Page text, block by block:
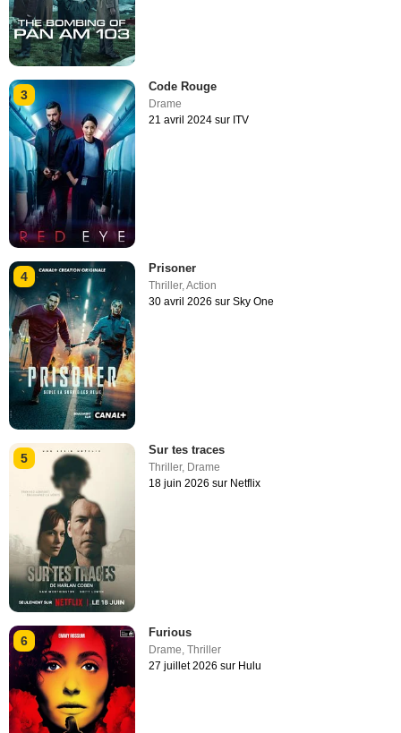
3
Code Rouge
Drame
21 avril 2024 sur ITV
4
Prisoner
Thriller,Action
30 avril 2026 sur Sky One
5
Sur tes traces
Thriller, Drame
18 juin 2026 sur Netflix
6
Furious
Drame ,Thriller
27 juillet 2026 sur Hulu